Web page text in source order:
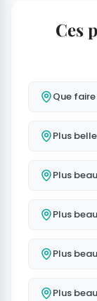
Ces
Que
Plus
Plus
Plus
Plus
Plus